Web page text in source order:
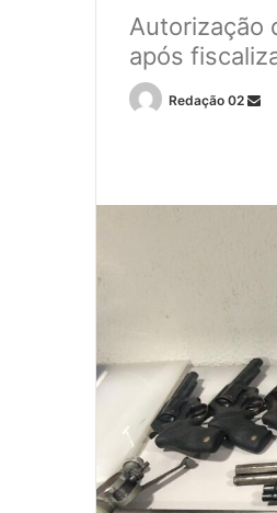
Autorização
após
Redação 02